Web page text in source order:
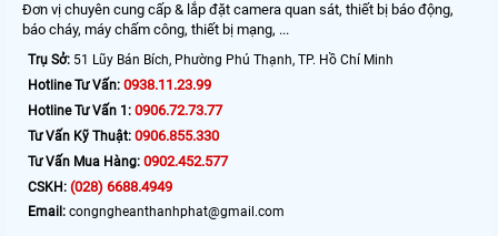
Đơn vị chuyên cung cấp & lắp đặt camera quan sát, thiết bị báo động,
báo cháy, máy chấm công, thiết bị mạng, ...
Trụ Sở: 51 Lũy Bán Bích, Phường Phú Thạnh, TP. Hồ Chí Minh
Hotline Tư Vấn: 0938.11.23.99
Hotline Tư Vấn 1: 0906.72.73.77
Tư Vấn Kỹ Thuật: 0906.855.330
Tư Vấn Mua Hàng: 0902.452.577
CSKH: (028) 6688.4949
Email: congngheanthanhphat@gmail.com